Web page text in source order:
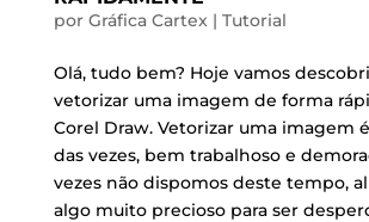
por Gráfica Cartex | Tutorial
Olá, tudo bem? Hoje vamos
vetorizar uma imagem de forma
Corel Draw. Vetorizar uma imagem
das vezes, bem trabalhoso e
vezes não dispomos deste tempo,
algo muito precioso para ser